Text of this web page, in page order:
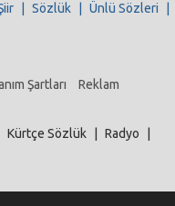
Sözlük Ünlü Sözleri
Şartları Reklam
Kürtçe Sözlük Radyo